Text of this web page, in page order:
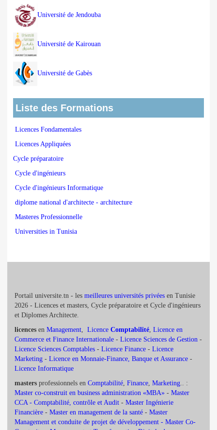
Université de Jendouba
Université de Kairouan
Université de Gabès
Liste des Formations
Licences Fondamentales
Licences Appliquées
Cycle préparatoire
Cycle d'ingénieurs
Cycle d'ingénieurs Informatique
diplome national d'architecte - architecture
Masteres Professionnelle
Universities in Tunisia
Portail universite.tn - les meilleures universités privées en Tunisie
2026 - Licences et masters, Cycle préparatoire et Cycle d'ingénieurs
et Diplomes Architecte.
licences en Management, Licence Comptabilité, Licence en
Commerce et Finance Internationale - Licence Sciences de Gestion -
Licence Sciences Comptables - Licence Finance - Licence
Marketing - Licence en Monnaie-Finance, Banque et Assurance -
Licence Informatique
masters professionnels en Comptabilité, Finance, Marketing.. :
Master co-construit en business administration «MBA» - Master
CCA - Comptabilité, contrôle et Audit - Master Ingénierie
Financière - Master en management de la santé - Master
Management et conduite de projet de développement - Master Co-